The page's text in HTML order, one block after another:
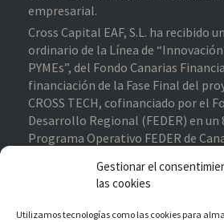
Gestionar el
las cookies
Utilizamos tecnologías como las cookies para
empresarial.
Cross Capital EAF, S.L. ha recibido
ordinario de la Línea de
PYMEs”, del Fondo Canarias
financiación de la Fase Final del
CROSS TECH, cofinanciado por el
Desarrollo Regional (FEDER) en un
Programa Operativo FEDER de
prioritario 1 “Potenciar la
tecnológico y la innovación”.
Proyecto Financiado–Enlace